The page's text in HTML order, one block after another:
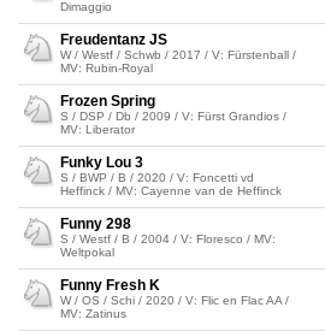
Dimaggio
Freudentanz JS
W / Westf / Schwb / 2017 / V: Fürstenball /
MV: Rubin-Royal
Frozen Spring
S / DSP / Db / 2009 / V: Fürst Grandios /
MV: Liberator
Funky Lou 3
S / BWP / B / 2020 / V: Foncetti vd
Heffinck / MV: Cayenne van de Heffinck
Funny 298
S / Westf / B / 2004 / V: Floresco / MV:
Weltpokal
Funny Fresh K
W / OS / Schi / 2020 / V: Flic en Flac AA /
MV: Zatinus